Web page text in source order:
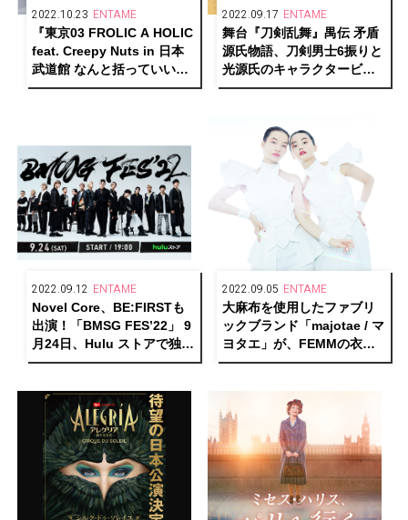
2022.10.23 ENTAME
『東京03 FROLIC A HOLIC
feat. Creepy Nuts in 日本
武道館 なんと括っていい
か、まだ分からない』上演
2022.09.17 ENTAME
舞台『刀剣乱舞』禺伝 矛盾
源氏物語、刀剣男士6振りと
光源氏のキャラクタービジ
ュアルとメインビジュアル
2022.09.12 ENTAME
Novel Core、BE:FIRSTも
出演！「BMSG FES’22」 9
月24日、Hulu ストアで独占
配信決定！
2022.09.05 ENTAME
大麻布を使用したファブリ
ックブランド「majotae / マ
ヨタエ」が、FEMMの衣装
とコラボレーション